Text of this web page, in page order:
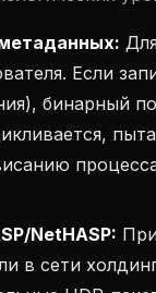
Если
бинарный
NetHASP:
в сети